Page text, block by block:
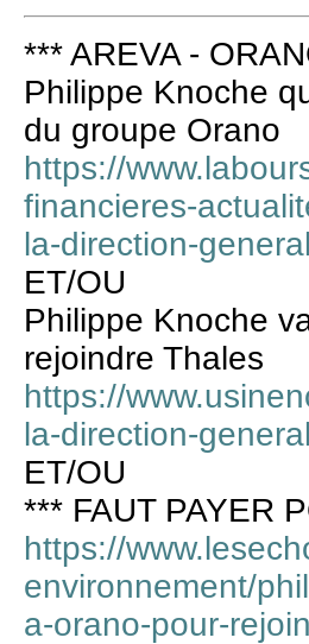
*** AREVA -
Philippe Knoche
du groupe Orano
https://
financieres-
la-direction-
ET/OU
Philippe Knoche
rejoindre Thales
https://
la-direction-
ET/OU
*** FAUT PAYER
https://
environnement/
a-orano-pour-